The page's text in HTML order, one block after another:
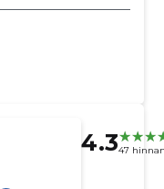
4.347